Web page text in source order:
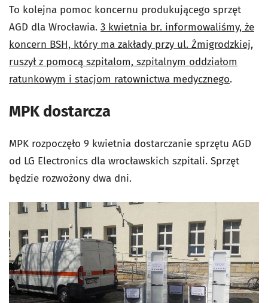
To kolejna pomoc koncernu produkującego sprzęt
AGD dla Wrocławia. 3 kwietnia br. informowaliśmy, że
koncern BSH, który ma zakłady przy ul. Żmigrodzkiej,
ruszył z pomocą szpitalom, szpitalnym oddziałom
ratunkowym i stacjom ratownictwa medycznego.
MPK dostarcza
MPK rozpoczęło 9 kwietnia dostarczanie sprzętu AGD
od LG Electronics dla wrocławskich szpitali. Sprzęt
będzie rozwożony dwa dni.